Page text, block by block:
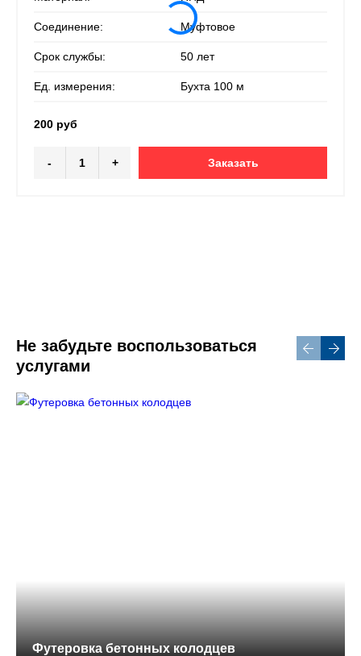
Соединение: Муфтовое
Срок службы: 50 лет
Ед. измерения: Бухта 100 м
200 руб
- + Заказать
Не забудьте воспользоваться
услугами
Футеровка бетонных колодцев